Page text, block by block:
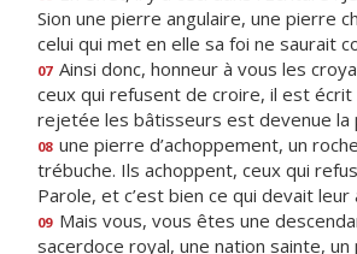
Sion une pierre angulaire, une pierre
celui qui met en elle sa foi ne saurait
07 Ainsi donc, honneur à vous les
ceux qui refusent de croire, il est écrit
rejetée les bâtisseurs est devenue la
08 une pierre d’achoppement, un
trébuche. Ils achoppent, ceux qui
Parole, et c’est bien ce qui devait leur
09 Mais vous, vous êtes une
sacerdoce royal, une nation sainte,